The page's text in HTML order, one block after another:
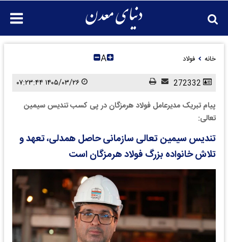
خانه فولاد A
پیام تبریک مدیرعامل فولاد هرمزگان در پی کسب تندیس سیمین
تعالی:
تندیس سیمین تعالی سازمانی حاصل همدلی، تعهد و
تلاش خانواده بزرگ فولاد هرمزگان است